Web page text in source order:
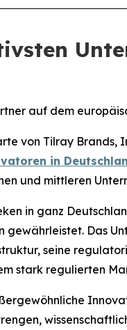
auf dem
von Tilray Brands,
in
und mittleren
in ganz
Das
seine
stark regulierten